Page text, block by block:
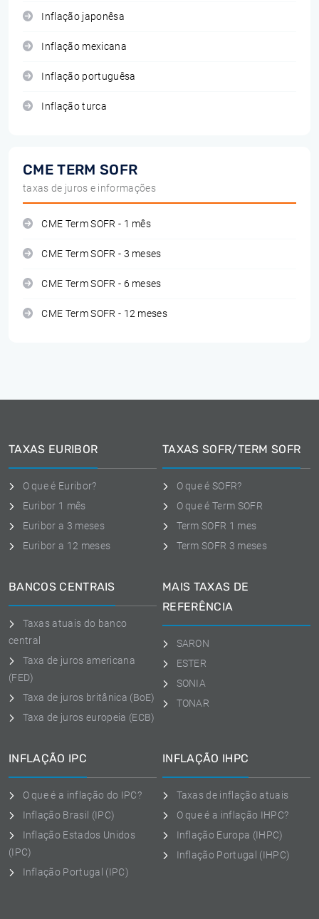
Inflação japonêsa
Inflação mexicana
Inflação portuguêsa
Inflação turca
CME TERM SOFR
taxas de juros e informações
CME Term SOFR - 1 mês
CME Term SOFR - 3 meses
CME Term SOFR - 6 meses
CME Term SOFR - 12 meses
TAXAS EURIBOR
O que é Euribor?
Euribor 1 mês
Euribor a 3 meses
Euribor a 12 meses
TAXAS SOFR/TERM SOFR
O que é SOFR?
O que é Term SOFR
Term SOFR 1 mes
Term SOFR 3 meses
BANCOS CENTRAIS
Taxas atuais do banco
central
Taxa de juros americana
(FED)
Taxa de juros britânica (BoE)
Taxa de juros europeia (ECB)
MAIS TAXAS DE
REFERÊNCIA
SARON
ESTER
SONIA
TONAR
INFLAÇÃO IPC
O que é a inflação do IPC?
Inflação Brasil (IPC)
Inflação Estados Unidos
(IPC)
Inflação Portugal (IPC)
INFLAÇÃO IHPC
Taxas de inflação atuais
O que é a inflação IHPC?
Inflação Europa (IHPC)
Inflação Portugal (IHPC)